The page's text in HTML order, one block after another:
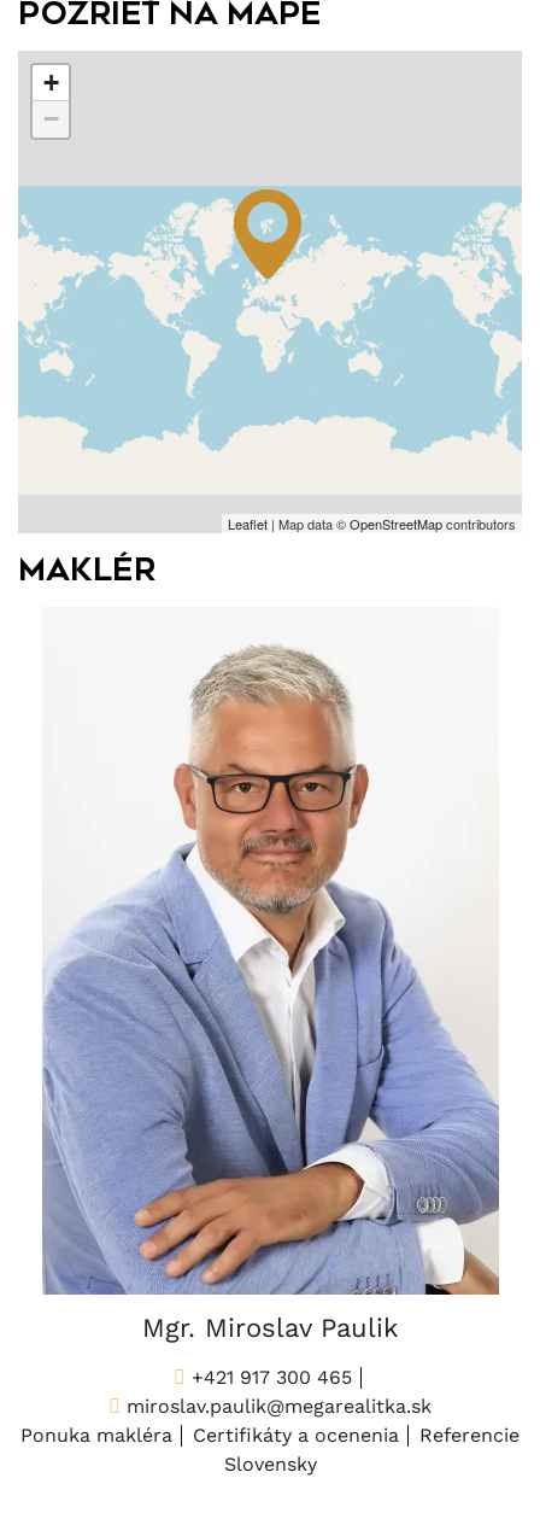
Pozrieť na mape
+
−
Leaflet | Map data ©OpenStreetMapcontributors
Maklér
Mgr. Miroslav Paulik
+421 917 300 465
miroslav.paulik@megarealitka.sk
Ponuka makléra
Certifikáty a ocenenia
Referencie
Slovensky